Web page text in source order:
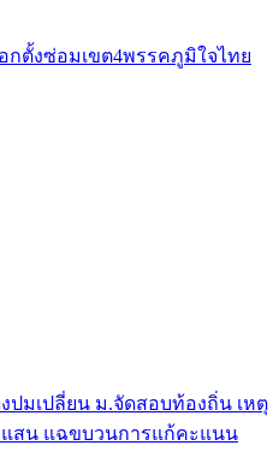
กตั้งซ่อมเขต4พรรคภูมิใจไทย
ปมเปลี่ยน ม.จัดสอบท้องถิ่น เหตุ
แสน แฉขบวนการแก้คะแนน